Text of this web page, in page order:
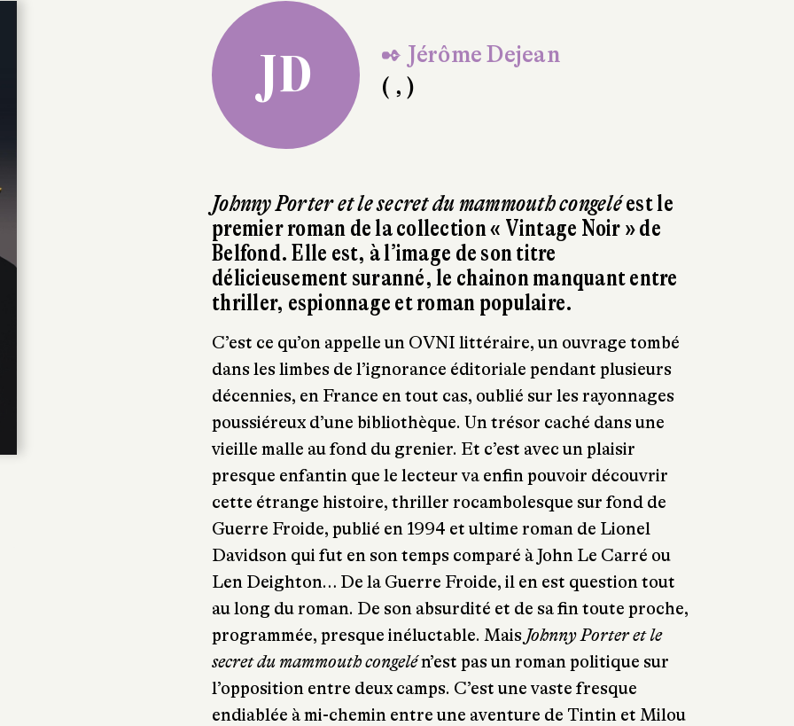
JD
✒ Jérôme Dejean
( , )
Johnny Porter et le secret du mammouth congeléest le
premier roman de la collection « Vintage Noir » de
Belfond. Elle est, à l’image de son titre
délicieusement suranné, le chainon manquant entre
thriller, espionnage et roman populaire.
C’est ce qu’on appelle un OVNI littéraire, un ouvrage tombé
dans les limbes de l’ignorance éditoriale pendant plusieurs
décennies, en France en tout cas, oublié sur les rayonnages
poussiéreux d’une bibliothèque. Un trésor caché dans une
vieille malle au fond du grenier. Et c’est avec un plaisir
presque enfantin que le lecteur va enfin pouvoir découvrir
cette étrange histoire, thriller rocambolesque sur fond de
Guerre Froide, publié en 1994 et ultime roman de Lionel
Davidson qui fut en son temps comparé à John Le Carré ou
Len Deighton… De la Guerre Froide, il en est question tout
au long du roman. De son absurdité et de sa fin toute proche,
programmée, presque inéluctable. Mais Johnny Porter et le
secret du mammouth congelén’est pas un roman politique sur
l’opposition entre deux camps. C’est une vaste fresque
endiablée à mi-chemin entre une aventure de Tintin et Milou